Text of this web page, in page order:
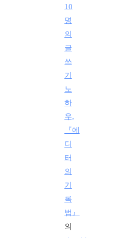
10
명
의
글
쓰
기
노
하
우,
『에
디
터
의
기
록
법』
의